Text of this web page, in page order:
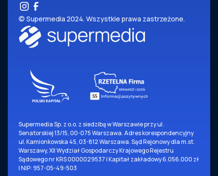
© Supermedia 2024. Wszystkie prawa zastrzeżone.
Supermedia Sp. z o.o. z siedzibą w Warszawie przy ul.
Senatorskiej 13/15, 00-075 Warszawa. Adres korespondencyjny
ul. Kamionkowska 45, 03-812 Warszawa. Sąd Rejonowy dla m.st.
Warszawy, XII Wydział Gospodarczy Krajowego Rejestru
Sądowego nr KRS 0000029537 | Kapitał zakładowy 6.056.000 zł
| NIP: 957-05-49-503